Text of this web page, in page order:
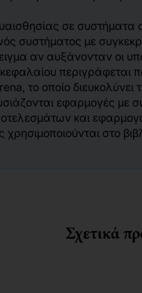
σε
συστήματος με
αν αυξάνονταν οι
το οποίο
εφαρμογές
και
στο
Σχετικά